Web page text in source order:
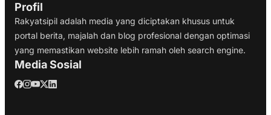
Profil
Rakyatsipil adalah media yang diciptakan khusus untuk
portal berita, majalah dan blog profesional dengan optimasi
yang memastikan website lebih ramah oleh search engine.
Media Sosial